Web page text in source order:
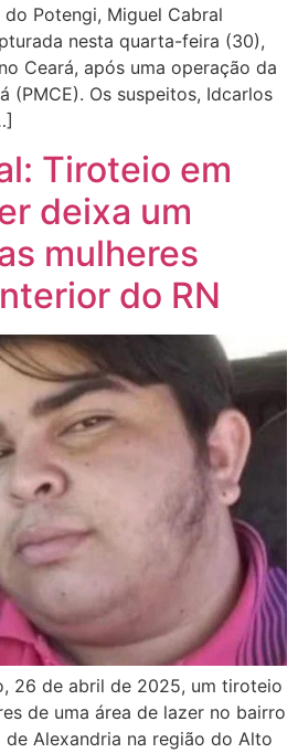
Potengi, Miguel Cabral
nesta quarta-feira (30),
Ceará, após uma operação da
(PMCE). Os suspeitos, Idcarlos
Tiroteio em
deixa um
mulheres
do RN
26 de abril de 2025, um tiroteio
de uma área de lazer no bairro
de Alexandria na região do Alto